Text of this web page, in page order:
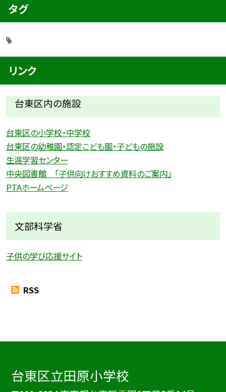
タグ
リンク
台東区内の施設
台東区の小学校・中学校
台東区の幼稚園・認定こども園・子どもの施設
生涯学習センター
中央図書館 「子供向けおすすめ資料のご案内」
PTAホームページ
文部科学省
子供の学び応援サイト
RSS
台東区立田原小学校